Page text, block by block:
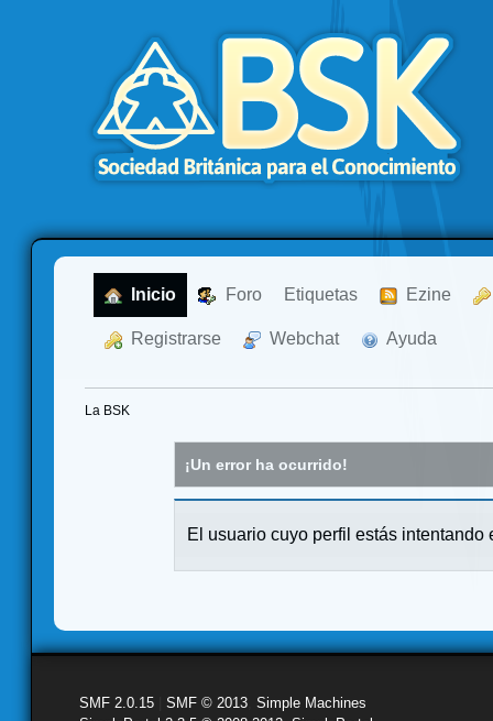
Inicio Foro Etiquetas Ezine
Registrarse Webchat Ayuda
La BSK
¡Un error ha ocurrido!
El usuario cuyo perfil estás intentando
SMF 2.0.15 SMF © 2013 Simple Machines